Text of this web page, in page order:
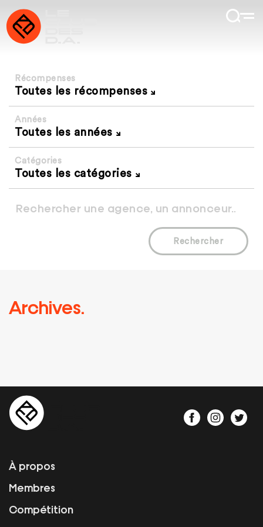
Récompenses
Toutes les récompenses
Années
Toutes les années
Catégories
Toutes les catégories
Rechercher
Archives.
À propos
Membres
Compétition